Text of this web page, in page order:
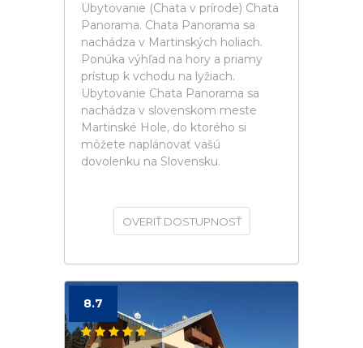
Ubytovanie (Chata v prírode) Chata
Panorama. Chata Panorama sa
nachádza v Martinských holiach.
Ponúka výhľad na hory a priamy
prístup k vchodu na lyžiach.
Ubytovanie Chata Panorama sa
nachádza v slovenskom meste
Martinské Hole, do ktorého si
môžete naplánovať vašú
dovolenku na Slovensku.
OVERIŤ DOSTUPNOSŤ
8.7